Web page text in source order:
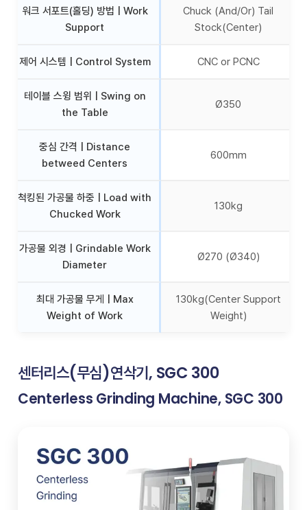
워크 서포트(홀딩) 방법 | Work
Support
Chuck (And/Or) Tail
Stock(Center)
제어 시스템 | Control System CNC or PCNC
테이블 스윙 범위 | Swing on
the Table
Ø350
중심 간격 | Distance
betweed Centers
600mm
척킹된 가공물 하중 | Load with
Chucked Work
130kg
가공물 외경 | Grindable Work
Diameter
Ø270 (Ø340)
최대 가공물 무게 | Max
Weight of Work
130kg(Center Support
Weight)
센터리스(무심)연삭기, SGC 300
Centerless Grinding Machine, SGC 300